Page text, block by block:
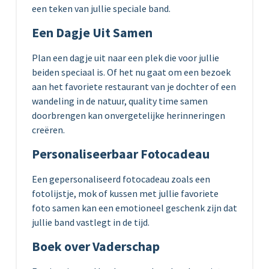
een teken van jullie speciale band.
Een Dagje Uit Samen
Plan een dagje uit naar een plek die voor jullie
beiden speciaal is. Of het nu gaat om een bezoek
aan het favoriete restaurant van je dochter of een
wandeling in de natuur, quality time samen
doorbrengen kan onvergetelijke herinneringen
creëren.
Personaliseerbaar Fotocadeau
Een gepersonaliseerd fotocadeau zoals een
fotolijstje, mok of kussen met jullie favoriete
foto samen kan een emotioneel geschenk zijn dat
jullie band vastlegt in de tijd.
Boek over Vaderschap